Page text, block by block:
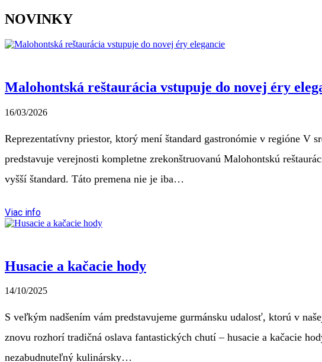
NOVINKY
Malohontská reštaurácia vstupuje do novej éry
16/03/2026
Reprezentatívny priestor, ktorý mení štandard gastronómie v regióne
predstavuje verejnosti kompletne zrekonštruovanú Malohontskú
vyšší štandard. Táto premena nie je iba…
Viac info
Husacie a kačacie hody
14/10/2025
S veľkým nadšením vám predstavujeme gurmánsku udalosť, ktorú v
znovu rozhorí tradičná oslava fantastických chutí – husacie a kačacie
nezabudnuteľný kulinársky…